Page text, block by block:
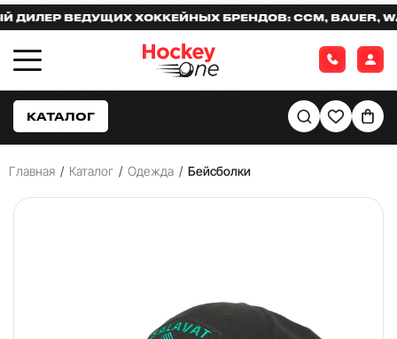
ВЕДУЩИХ ХОККЕЙНЫХ БРЕНДОВ: CCM, BAUER,
КАТАЛОГ
Главная / Каталог / Одежда / Бейсболки